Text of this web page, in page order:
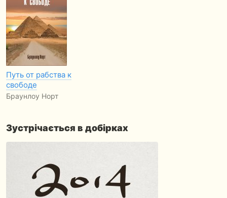
Путь от рабства к
свободе
Браунлоу Норт
Зустрічається в добірках